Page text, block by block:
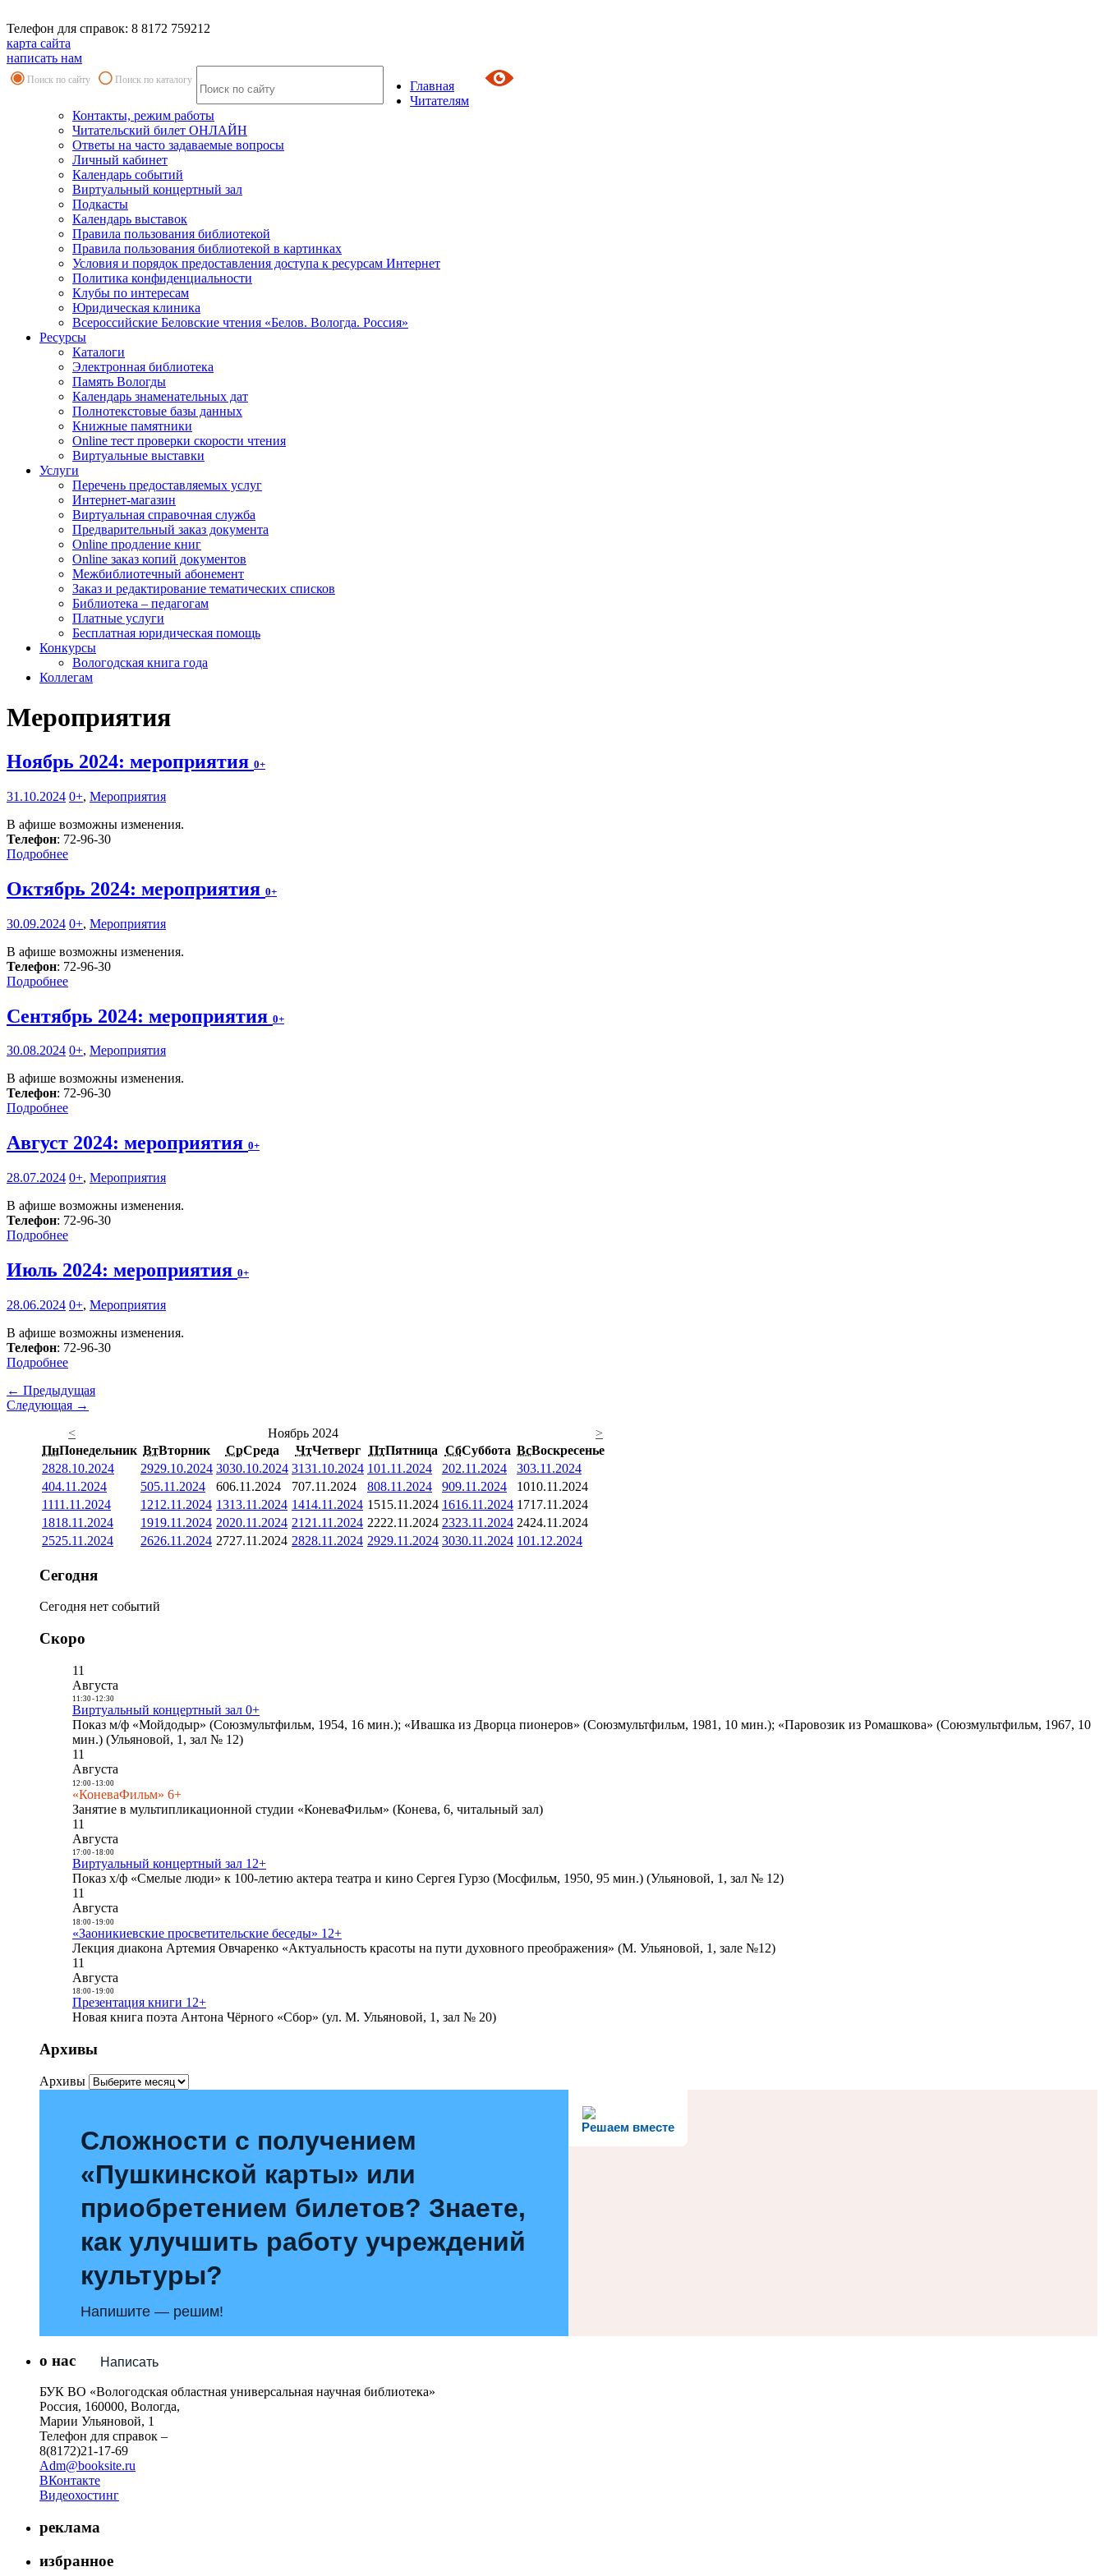
Телефон для справок: 8 8172 759212
карта сайта
написать нам
Поиск по сайту Поиск по каталогу
Главная
Читателям
Контакты, режим работы
Читательский билет ОНЛАЙН
Ответы на часто задаваемые вопросы
Личный кабинет
Календарь событий
Виртуальный концертный зал
Подкасты
Календарь выставок
Правила пользования библиотекой
Правила пользования библиотекой в картинках
Условия и порядок предоставления доступа к ресурсам Интернет
Политика конфиденциальности
Клубы по интересам
Юридическая клиника
Всероссийские Беловские чтения «Белов. Вологда. Россия»
Ресурсы
Каталоги
Электронная библиотека
Память Вологды
Календарь знаменательных дат
Полнотекстовые базы данных
Книжные памятники
Online тест проверки скорости чтения
Виртуальные выставки
Услуги
Перечень предоставляемых услуг
Интернет-магазин
Виртуальная справочная служба
Предварительный заказ документа
Online продление книг
Online заказ копий документов
Межбиблиотечный абонемент
Заказ и редактирование тематических списков
Библиотека – педагогам
Платные услуги
Бесплатная юридическая помощь
Конкурсы
Вологодская книга года
Коллегам
Мероприятия
Ноябрь 2024: мероприятия 0+
31.10.2024 0+, Мероприятия
В афише возможны изменения.
Телефон: 72-96-30
Подробнее
Октябрь 2024: мероприятия 0+
30.09.2024 0+, Мероприятия
В афише возможны изменения.
Телефон: 72-96-30
Подробнее
Сентябрь 2024: мероприятия 0+
30.08.2024 0+, Мероприятия
В афише возможны изменения.
Телефон: 72-96-30
Подробнее
Август 2024: мероприятия 0+
28.07.2024 0+, Мероприятия
В афише возможны изменения.
Телефон: 72-96-30
Подробнее
Июль 2024: мероприятия 0+
28.06.2024 0+, Мероприятия
В афише возможны изменения.
Телефон: 72-96-30
Подробнее
← Предыдущая
Следующая →
<
Ноябрь 2024
>
ПнПонедельник ВтВторник СрСреда ЧтЧетверг ПтПятница СбСуббота ВсВоскресенье
2828.10.2024 2929.10.2024 3030.10.2024 3131.10.2024 101.11.2024 202.11.2024 303.11.2024
404.11.2024 505.11.2024 606.11.2024 707.11.2024 808.11.2024 909.11.2024 1010.11.2024
1111.11.2024 1212.11.2024 1313.11.2024 1414.11.2024 1515.11.2024 1616.11.2024 1717.11.2024
1818.11.2024 1919.11.2024 2020.11.2024 21 21.11.2024 2222.11.2024 2323.11.2024 2424.11.2024
2525.11.2024 2626.11.2024 2727.11.2024 2828.11.2024 2929.11.2024 3030.11.2024 101.12.2024
Сегодня
Сегодня нет событий
Скоро
11
Августа
11:30- 12:30
Виртуальный концертный зал 0+
Показ м/ф «Мойдодыр» (Союзмультфильм, 1954, 16 мин.); «Ивашка из Дворца пионеров» (Союзмультфильм, 1981, 10 мин.); «Паровозик из Ромашкова» (Союзмультфильм, 1967, 10
мин.) (Ульяновой, 1, зал № 12)
11
Августа
12:00- 13:00
«КоневаФильм» 6+
Занятие в мультипликационной студии «КоневаФильм» (Конева, 6, читальный зал)
11
Августа
17:00- 18:00
Виртуальный концертный зал 12+
Показ х/ф «Смелые люди» к 100-летию актера театра и кино Сергея Гурзо (Мосфильм, 1950, 95 мин.) (Ульяновой, 1, зал № 12)
11
Августа
18:00- 19:00
«Заоникиевские просветительские беседы» 12+
Лекция диакона Артемия Овчаренко «Актуальность красоты на пути духовного преображения» (М. Ульяновой, 1, зале №12)
11
Августа
18:00- 19:00
Презентация книги 12+
Новая книга поэта Антона Чёрного «Сбор» (ул. М. Ульяновой, 1, зал № 20)
Архивы
Архивы
Решаем вместе
Сложности с получением
«Пушкинской карты» или
приобретением билетов? Знаете,
как улучшить работу учреждений
культуры?
Напишите — решим!
Написать
о нас
БУК ВО «Вологодская областная универсальная научная библиотека»
Россия, 160000, Вологда,
Марии Ульяновой, 1
Телефон для справок –
8(8172)21-17-69
Adm@booksite.ru
ВКонтакте
Видеохостинг
реклама
избранное